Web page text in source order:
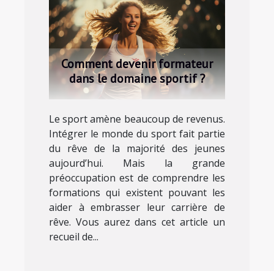
Comment devenir formateur
dans le domaine sportif ?
Le sport amène beaucoup de revenus.
Intégrer le monde du sport fait partie
du rêve de la majorité des jeunes
aujourd’hui. Mais la grande
préoccupation est de comprendre les
formations qui existent pouvant les
aider à embrasser leur carrière de
rêve. Vous aurez dans cet article un
recueil de...